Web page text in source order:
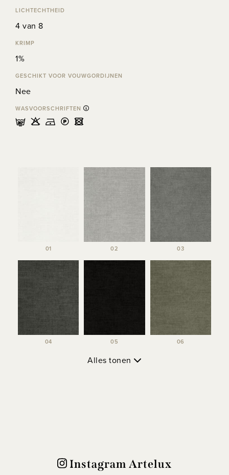
LICHTECHTHEID
4 van 8
KRIMP
1%
GESCHIKT VOOR VOUWGORDIJNEN
Nee
WASVOORSCHRIFTEN
mHDLU
01 02 03
04 05 06
Alles tonen
Instagram Artelux